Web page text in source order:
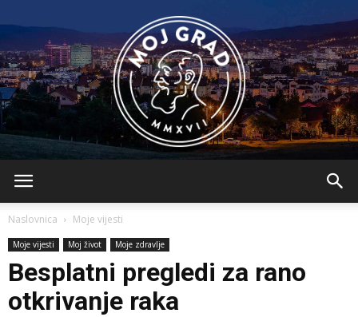
Naslovnica Moje vijesti
Moje vijesti Moj život Moje zdravlje
Besplatni pregledi za rano
otkrivanje raka